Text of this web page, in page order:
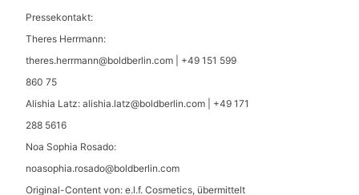
Pressekontakt:
Theres Herrmann:
theres.herrmann@boldberlin.com | +49 151 599
860 75
Alishia Latz: alishia.latz@boldberlin.com | +49 171
288 5616
Noa Sophia Rosado:
noasophia.rosado@boldberlin.com
Original-Content von: e.l.f. Cosmetics, übermittelt